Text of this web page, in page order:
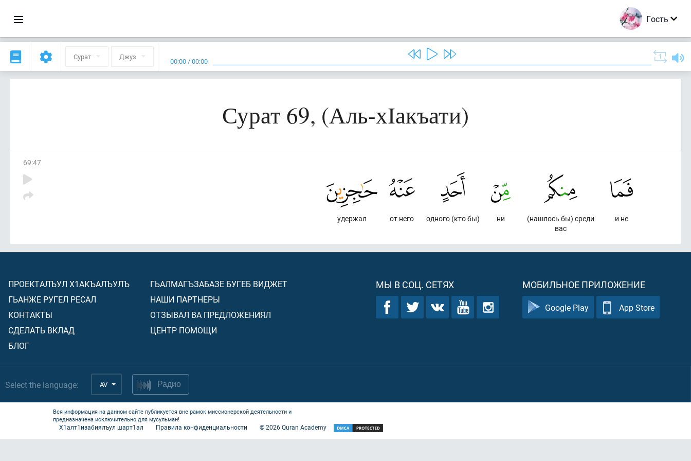
Гость
Сурат Джуз 00:00 /00:00
Сурат 69, (Аль-хІакъати)
69:47
и не
(нашлось бы) среди
вас
ни
одного (кто бы)
от него
удержал
ПРОЕКТАЛЪУЛ Х1АКЪАЛЪУЛЪ
ГЬАНЖЕ РУГЕЛ РЕСАЛ
КОНТАКТЫ
СДЕЛАТЬ ВКЛАД
БЛОГ
ГЬАЛМАГЪЗАБАЗЕ БУГЕБ ВИДЖЕТ
НАШИ ПАРТНЕРЫ
ОТЗЫВАЛ ВА ПРЕДЛОЖЕНИЯЛ
ЦЕНТР ПОМОЩИ
МЫ В СОЦ. СЕТЯХ МОБИЛЬНОЕ ПРИЛОЖЕНИЕ
Google Play App Store
Select the language: AV Радио
Вся информация на данном сайте публикуется вне рамок миссионерской деятельности и
предназначена исключительно для мусульман!
Х1алт1изабиялъул шарт1ал Правила конфиденциальности ©2026Quran Academy